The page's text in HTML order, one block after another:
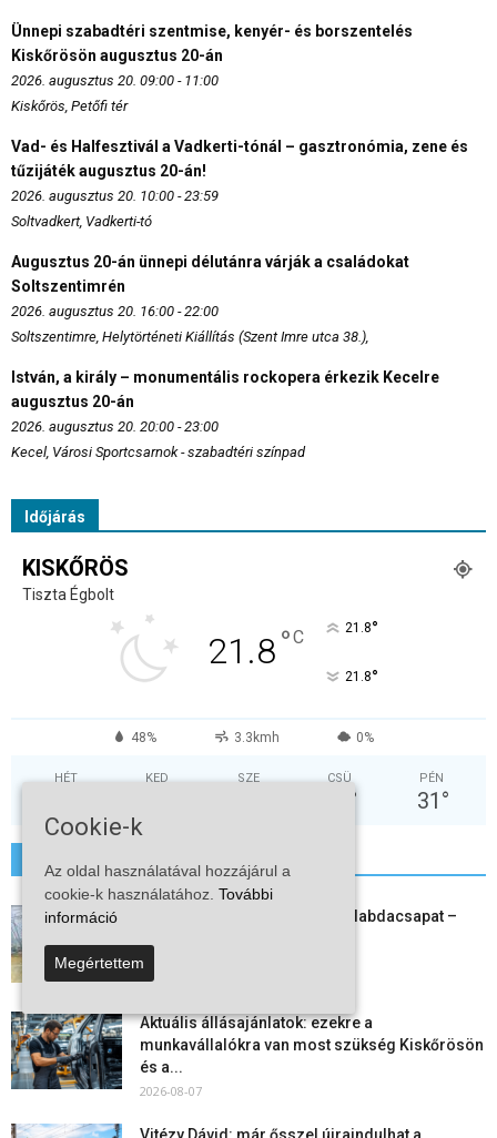
Ünnepi szabadtéri szentmise, kenyér- és borszentelés
Kiskőrösön augusztus 20-án
2026. augusztus 20. 09:00 - 11:00
Kiskőrös, Petőfi tér
Vad- és Halfesztivál a Vadkerti-tónál – gasztronómia, zene és
tűzijáték augusztus 20-án!
2026. augusztus 20. 10:00 - 23:59
Soltvadkert, Vadkerti-tó
Augusztus 20-án ünnepi délutánra várják a családokat
Soltszentimrén
2026. augusztus 20. 16:00 - 22:00
Soltszentimre, Helytörténeti Kiállítás (Szent Imre utca 38.),
István, a király – monumentális rockopera érkezik Kecelre
augusztus 20-án
2026. augusztus 20. 20:00 - 23:00
Kecel, Városi Sportcsarnok - szabadtéri színpad
Időjárás
KISKŐRÖS
Tiszta Égbolt
21.8°C 21.8°
21.8°
48% 3.3kmh 0%
HÉT KED SZE CSÜ
°
PÉN
31 °
Megszűnt a kiskőrösi női kézilabdacsapat –
2026-08-08
Aktuális állásajánlatok: ezekre a
munkavállalókra van most szükség Kiskőrösön
és a...
2026-08-07
Cookie-k
Az oldal használatával hozzájárul a
cookie-k használatához. További
információ
Megértettem